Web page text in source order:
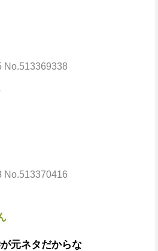
No.513369338
No.513370416
元ネタだからな